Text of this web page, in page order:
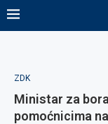
ZDK
Ministar za
pomoćnicima